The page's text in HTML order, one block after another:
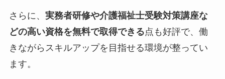
さらに、 実務者研修や介護福祉士受験対策講座な
どの高い資格を無料で取得できる点も好評で、働
きながらスキルアップを目指せる環境が整ってい
ます。